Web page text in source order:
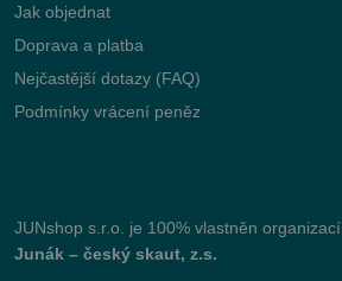
Jak objednat
Doprava a platba
Nejčastější dotazy (FAQ)
Podmínky vrácení peněz
JUNshop s.r.o.
je 100% vlastněn organizací
Junák – český skaut, z.s.